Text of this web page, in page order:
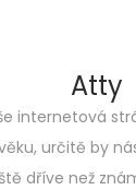
Skip
Skip
Atty
internetová
určitě by
dříve než